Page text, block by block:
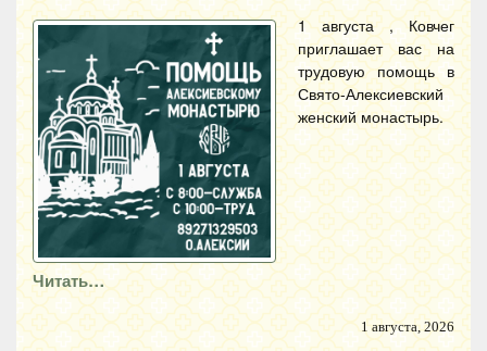
1 августа , Ковчег
приглашает вас на
трудовую помощь в
Свято-Алексиевский
женский монастырь.
Читать…
1 августа, 2026